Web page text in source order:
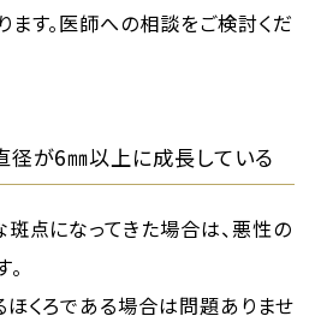
す。医師への相談をご検討くだ
が6㎜以上に成長している
点になってきた場合は、悪性の
くろである場合は問題ありませ